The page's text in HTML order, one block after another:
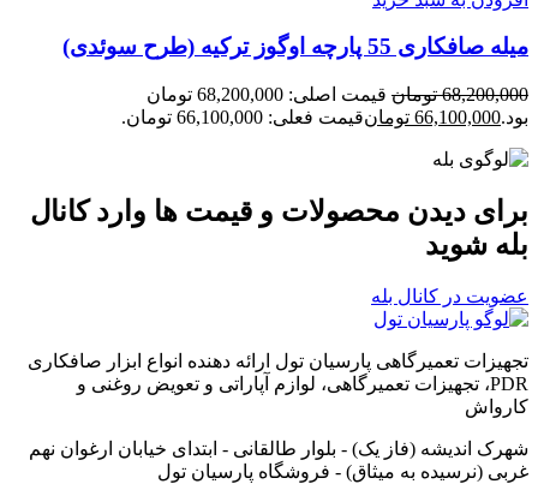
میله صافکاری 55 پارچه اوگوز ترکیه (طرح سوئدی)
68,200,000 تومان
قیمت اصلی: 68,200,000 تومان
بود.66,100,000 تومانقیمت فعلی: 66,100,000 تومان.
برای دیدن محصولات و قیمت ها وارد کانال
بله شوید
عضویت در کانال بله
تجهیزات تعمیرگاهی پارسیان تول ارائه دهنده انواع ابزار صافکاری
PDR، تجهیزات تعمیرگاهی، لوازم آپاراتی و تعویض روغنی و
کارواش
شهرک اندیشه (فاز یک) - بلوار طالقانی - ابتدای خیابان ارغوان نهم
غربی (نرسیده به میثاق) - فروشگاه پارسیان تول